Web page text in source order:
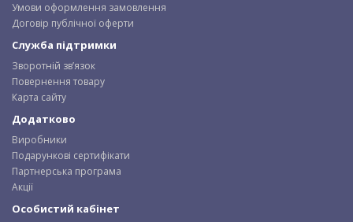
Умови оформлення замовлення
Договір публічної оферти
Служба підтримки
Зворотній зв’язок
Повернення товару
Карта сайту
Додатково
Виробники
Подарункові сертифікати
Партнерська програма
Акції
Особистий кабінет